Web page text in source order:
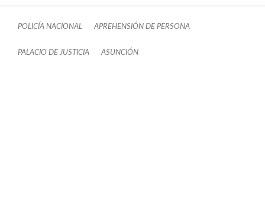
POLICÍA NACIONAL APREHENSIÓN DE PERSONA
PALACIO DE JUSTICIA ASUNCIÓN